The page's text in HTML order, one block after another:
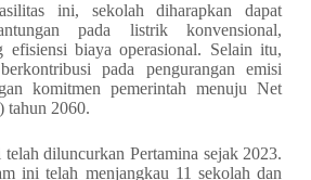
ini, sekolah diharapkan dapat
pada listrik konvensional,
efisiensi biaya operasional. Selain itu,
pada pengurangan emisi
komitmen pemerintah menuju Net
tahun 2060.
diluncurkan Pertamina sejak 2023.
ini telah menjangkau 11 sekolah dan